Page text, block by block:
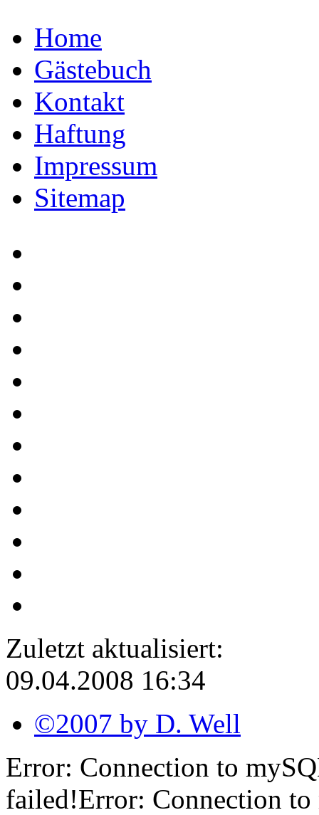
Home
Gästebuch
Kontakt
Haftung
Impressum
Sitemap
Zuletzt aktualisiert:
09.04.2008 16:34
©2007 by D. Well
Error: Connection to
failed!Error: Connection to